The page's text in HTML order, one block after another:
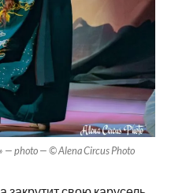
photo — © Alena Circus Photo